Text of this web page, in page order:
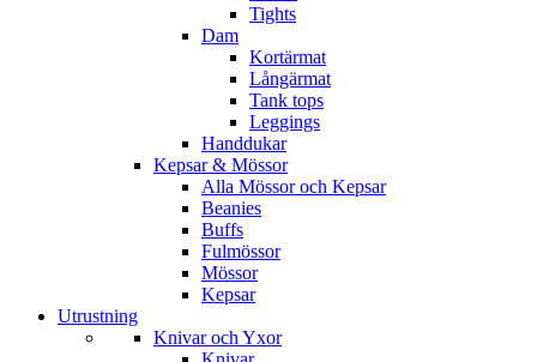
Tights
Dam
Kortärmat
Långärmat
Tank tops
Leggings
Handdukar
Kepsar & Mössor
Alla Mössor och Kepsar
Beanies
Buffs
Fulmössor
Mössor
Kepsar
Utrustning
Knivar och Yxor